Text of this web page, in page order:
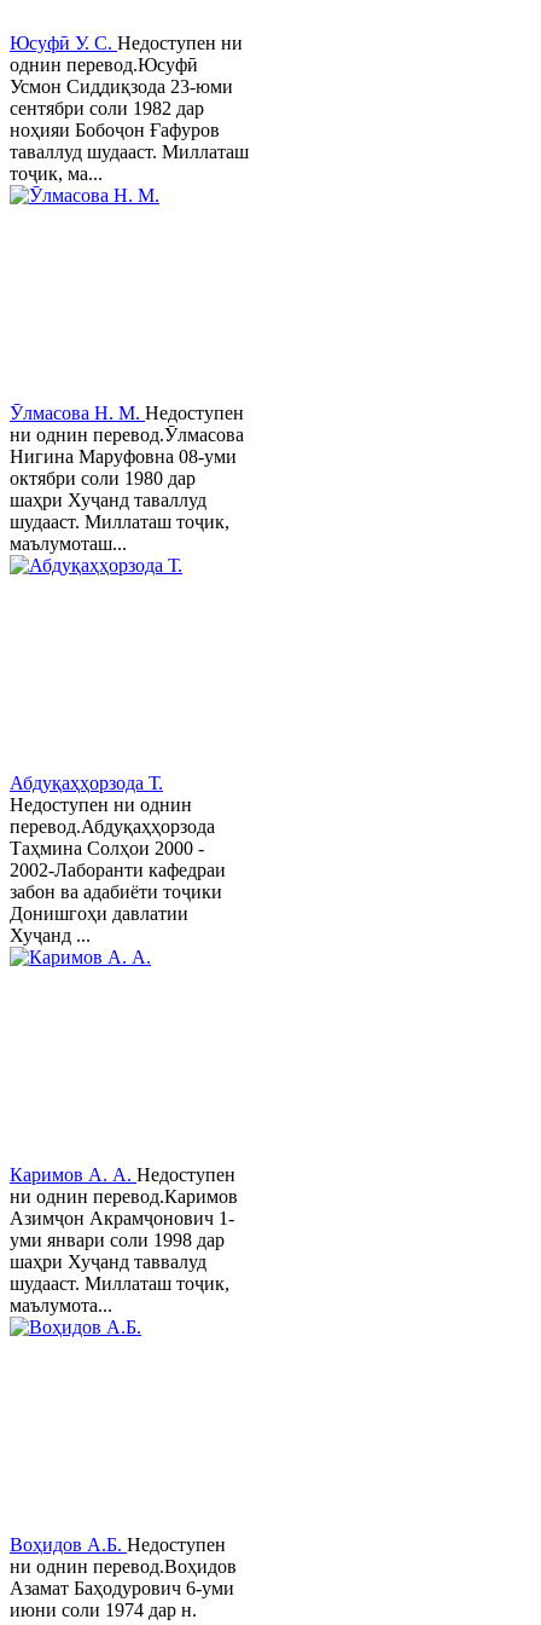
Юсуфӣ У. C. Недоступен ни
однин перевод.Юсуфӣ
Усмон Сиддиқзода 23-юми
сентябри соли 1982 дар
ноҳияи Бобоҷон Ғафуров
таваллуд шудааст. Миллаташ
тоҷик, ма...
Ӯлмасова Н. М. Недоступен
ни однин перевод.Ӯлмасова
Нигина Маруфовна 08-уми
октябри соли 1980 дар
шаҳри Хуҷанд таваллуд
шудааст. Миллаташ тоҷик,
маълумоташ...
Абдуқаҳҳорзода Т.
Недоступен ни однин
перевод.Абдуқаҳҳорзода
Таҳмина Солҳои 2000 -
2002-Лаборанти кафедраи
забон ва адабиёти тоҷики
Донишгоҳи давлатии
Хуҷанд ...
Каримов А. А. Недоступен
ни однин перевод.Каримов
Азимҷон Акрамҷонович 1-
уми январи соли 1998 дар
шаҳри Хуҷанд таввалуд
шудааст. Миллаташ тоҷик,
маълумота...
Воҳидов А.Б. Недоступен
ни однин перевод.Воҳидов
Азамат Баҳодурович 6-уми
июни соли 1974 дар н.